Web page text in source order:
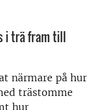
i trä fram till
närmare på hur
trästomme
hur